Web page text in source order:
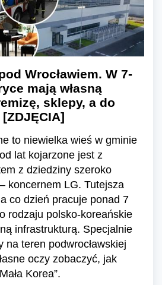
Wrocławiem. W 7-
mają własną
sklepy, a do
to niewielka wieś w gminie
lat kojarzone jest z
z dziedziny szeroko
koncernem LG. Tutejsza
co dzień pracuje ponad 7
rodzaju polsko-koreańskie
infrastrukturą. Specjalnie
na teren podwrocławskiej
oczy zobaczyć, jak
Korea”.